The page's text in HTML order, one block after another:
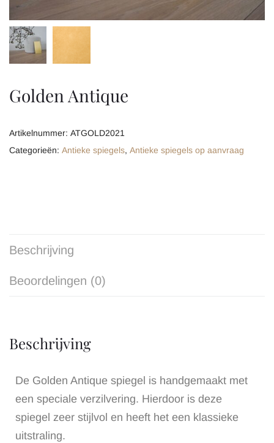
Golden Antique
Artikelnummer: ATGOLD2021
Categorieën: Antieke spiegels, Antieke spiegels op aanvraag
Beschrijving
Beoordelingen (0)
Beschrijving
De Golden Antique spiegel is handgemaakt met
een speciale verzilvering. Hierdoor is deze
spiegel zeer stijlvol en heeft het een klassieke
uitstraling.